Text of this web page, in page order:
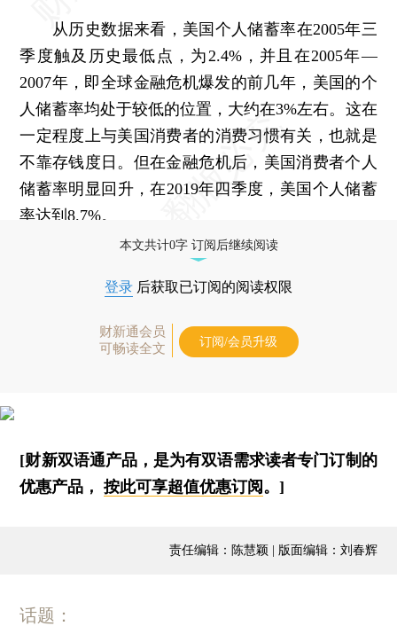
从历史数据来看，美国个人储蓄率在2005年三
季度触及历史最低点，为2.4%，并且在2005年—
2007年，即全球金融危机爆发的前几年，美国的个
人储蓄率均处于较低的位置，大约在3%左右。这在
一定程度上与美国消费者的消费习惯有关，也就是
不靠存钱度日。但在金融危机后，美国消费者个人
储蓄率明显回升，在2019年四季度，美国个人储蓄
率达到8.7%。
本文共计0字 订阅后继续阅读
登录 后获取已订阅的阅读权限
财新通会员
可畅读全文
订阅/会员升级
[财新双语通产品，是为有双语需求读者专门订制的
优惠产品，按此可享超值优惠订阅 。]
责任编辑：陈慧颖 | 版面编辑：刘春辉
话题：